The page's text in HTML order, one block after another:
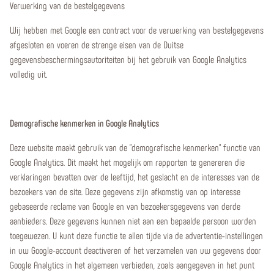
Verwerking van de bestelgegevens
Wij hebben met Google een contract voor de verwerking van bestelgegevens
afgesloten en voeren de strenge eisen van de Duitse
gegevensbeschermingsautoriteiten bij het gebruik van Google Analytics
volledig uit.
Demografische kenmerken in Google Analytics
Deze website maakt gebruik van de "demografische kenmerken" functie van
Google Analytics. Dit maakt het mogelijk om rapporten te genereren die
verklaringen bevatten over de leeftijd, het geslacht en de interesses van de
bezoekers van de site. Deze gegevens zijn afkomstig van op interesse
gebaseerde reclame van Google en van bezoekersgegevens van derde
aanbieders. Deze gegevens kunnen niet aan een bepaalde persoon worden
toegewezen. U kunt deze functie te allen tijde via de advertentie-instellingen
in uw Google-account deactiveren of het verzamelen van uw gegevens door
Google Analytics in het algemeen verbieden, zoals aangegeven in het punt